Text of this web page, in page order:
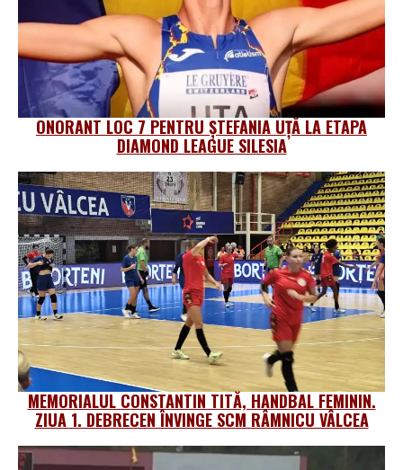
ONORANT LOC 7 PENTRU ȘTEFANIA UȚĂ LA ETAPA
DIAMOND LEAGUE SILESIA
MEMORIALUL CONSTANTIN TITĂ, HANDBAL FEMININ.
ZIUA 1. DEBRECEN ÎNVINGE SCM RÂMNICU VÂLCEA